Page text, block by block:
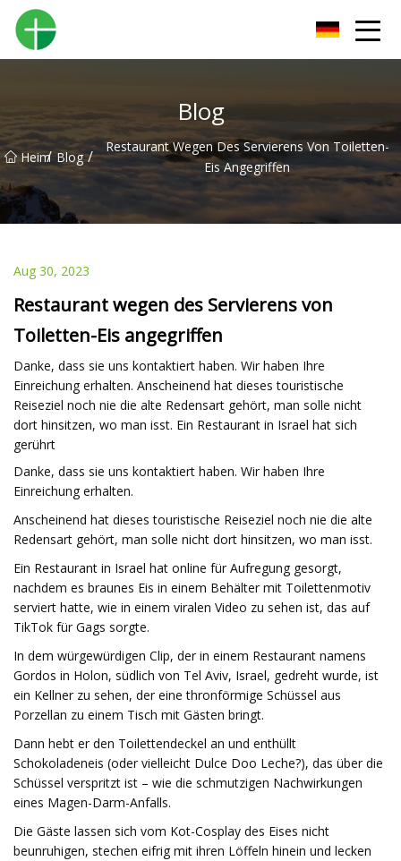
Blog
Heim/ Blog /
Restaurant Wegen Des Servierens Von Toiletten-
Eis Angegriffen
Aug 30, 2023
Restaurant wegen des Servierens von
Toiletten-Eis angegriffen
Danke, dass sie uns kontaktiert haben. Wir haben Ihre
Einreichung erhalten. Anscheinend hat dieses touristische
Reiseziel noch nie die alte Redensart gehört, man solle nicht
dort hinsitzen, wo man isst. Ein Restaurant in Israel hat sich
gerührt
Danke, dass sie uns kontaktiert haben. Wir haben Ihre
Einreichung erhalten.
Anscheinend hat dieses touristische Reiseziel noch nie die alte
Redensart gehört, man solle nicht dort hinsitzen, wo man isst.
Ein Restaurant in Israel hat online für Aufregung gesorgt,
nachdem es braunes Eis in einem Behälter mit Toilettenmotiv
serviert hatte, wie in einem viralen Video zu sehen ist, das auf
TikTok für Gags sorgte.
In dem würgewürdigen Clip, der in einem Restaurant namens
Gordos in Holon, südlich von Tel Aviv, Israel, gedreht wurde, ist
ein Kellner zu sehen, der eine thronförmige Schüssel aus
Porzellan zu einem Tisch mit Gästen bringt.
Dann hebt er den Toilettendeckel an und enthüllt
Schokoladeneis (oder vielleicht Dulce Doo Leche?), das über die
Schüssel verspritzt ist – wie die schmutzigen Nachwirkungen
eines Magen-Darm-Anfalls.
Die Gäste lassen sich vom Kot-Cosplay des Eises nicht
beunruhigen, stechen eifrig mit ihren Löffeln hinein und lecken